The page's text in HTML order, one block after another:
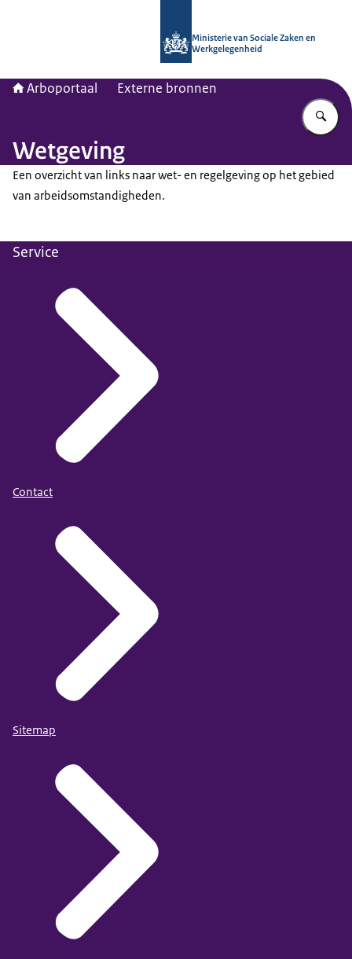
Ministerie van Sociale Zaken en
Werkgelegenheid
Arboportaal Externe bronnen
Wetgeving
Een overzicht van links naar wet- en regelgeving op het gebied
van arbeidsomstandigheden.
Service
Contact
Sitemap